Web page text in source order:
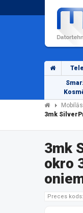
3mk
3mk
okro
Preces kods: